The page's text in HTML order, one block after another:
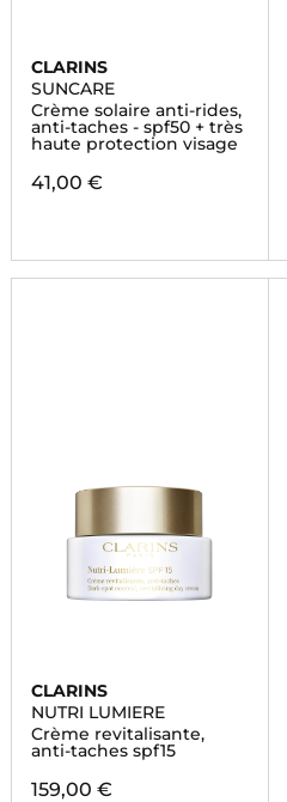
CLARINS
SUNCARE
Crème solaire anti-rides,
anti-taches - spf50 + très
haute protection visage
41,00 €
CLARINS
NUTRI LUMIERE
Crème revitalisante,
anti-taches spf15
159,00 €